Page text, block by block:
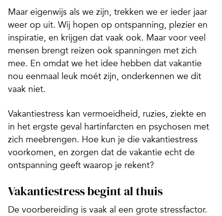
Maar eigenwijs als we zijn, trekken we er ieder jaar
weer op uit. Wij hopen op ontspanning, plezier en
inspiratie, en krijgen dat vaak ook. Maar voor veel
mensen brengt reizen ook spanningen met zich
mee. En omdat we het idee hebben dat vakantie
nou eenmaal leuk moét zijn, onderkennen we dit
vaak niet.
Vakantiestress kan vermoeidheid, ruzies, ziekte en
in het ergste geval hartinfarcten en psychosen met
zich meebrengen. Hoe kun je die vakantiestress
voorkomen, en zorgen dat de vakantie echt de
ontspanning geeft waarop je rekent?
Vakantiestress begint al thuis
De voorbereiding is vaak al een grote stressfactor.